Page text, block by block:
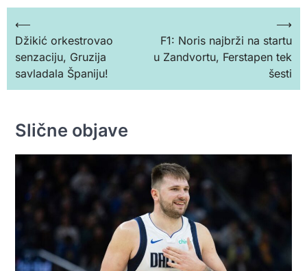
Кретање
чланка
⟵
Džikić orkestrovao
senzaciju, Gruzija
savladala Španiju!
F1: Noris najbrži na startu
u Zandvortu, Ferstapen tek
šesti
⟶
Slične objave